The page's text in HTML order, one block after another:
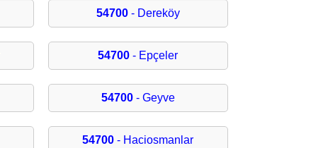
54700- Dereköy
54700 - Epçeler
54700- Geyve
54700 - Haciosmanlar